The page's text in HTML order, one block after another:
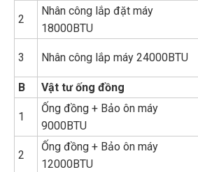
2
Nhân công lắp đặt máy
18000BTU
3 Nhân công lắp máy 24000BTU
B
Vật tư ống đồng
1
Ống đồng + Bảo ôn máy
9000BTU
2
Ống đồng + Bảo ôn máy
12000BTU